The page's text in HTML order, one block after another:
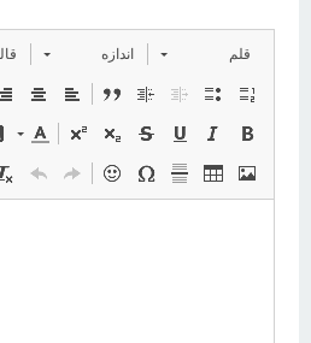
قلم اندازه